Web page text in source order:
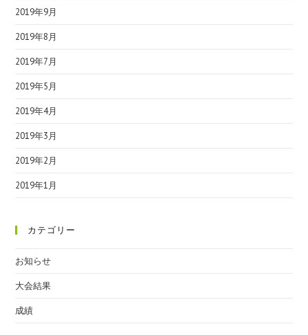
2019年9月
2019年8月
2019年7月
2019年5月
2019年4月
2019年3月
2019年2月
2019年1月
カテゴリー
お知らせ
大会結果
成績